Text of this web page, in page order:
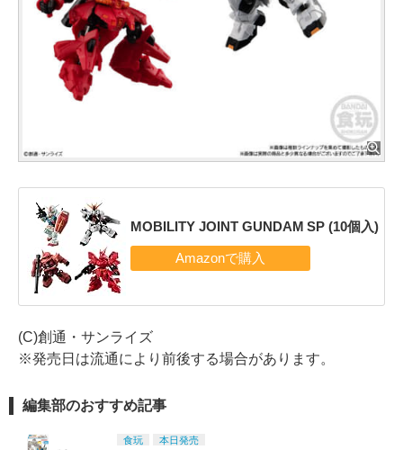
MOBILITY JOINT GUNDAM SP (10個入)
(C)創通・サンライズ
※発売日は流通により前後する場合があります。
編集部のおすすめ記事
食玩 本日発売